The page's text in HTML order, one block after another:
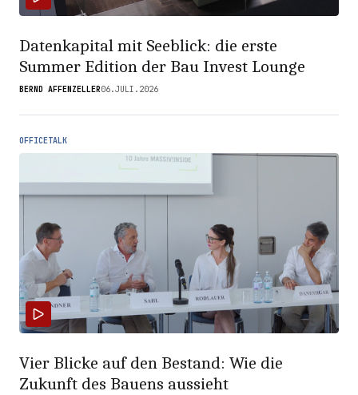
Datenkapital mit Seeblick: die erste
Summer Edition der Bau Invest Lounge
BERND AFFENZELLER06.JULI.2026
OFFICETALK
Vier Blicke auf den Bestand: Wie die
Zukunft des Bauens aussieht